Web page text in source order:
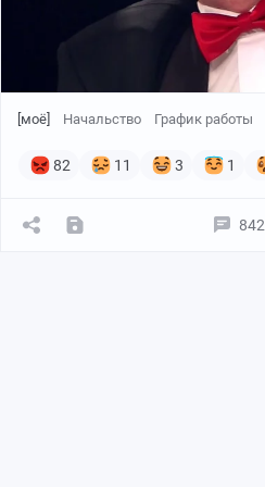
[моё] Начальство График работы
82 11 3 1
842